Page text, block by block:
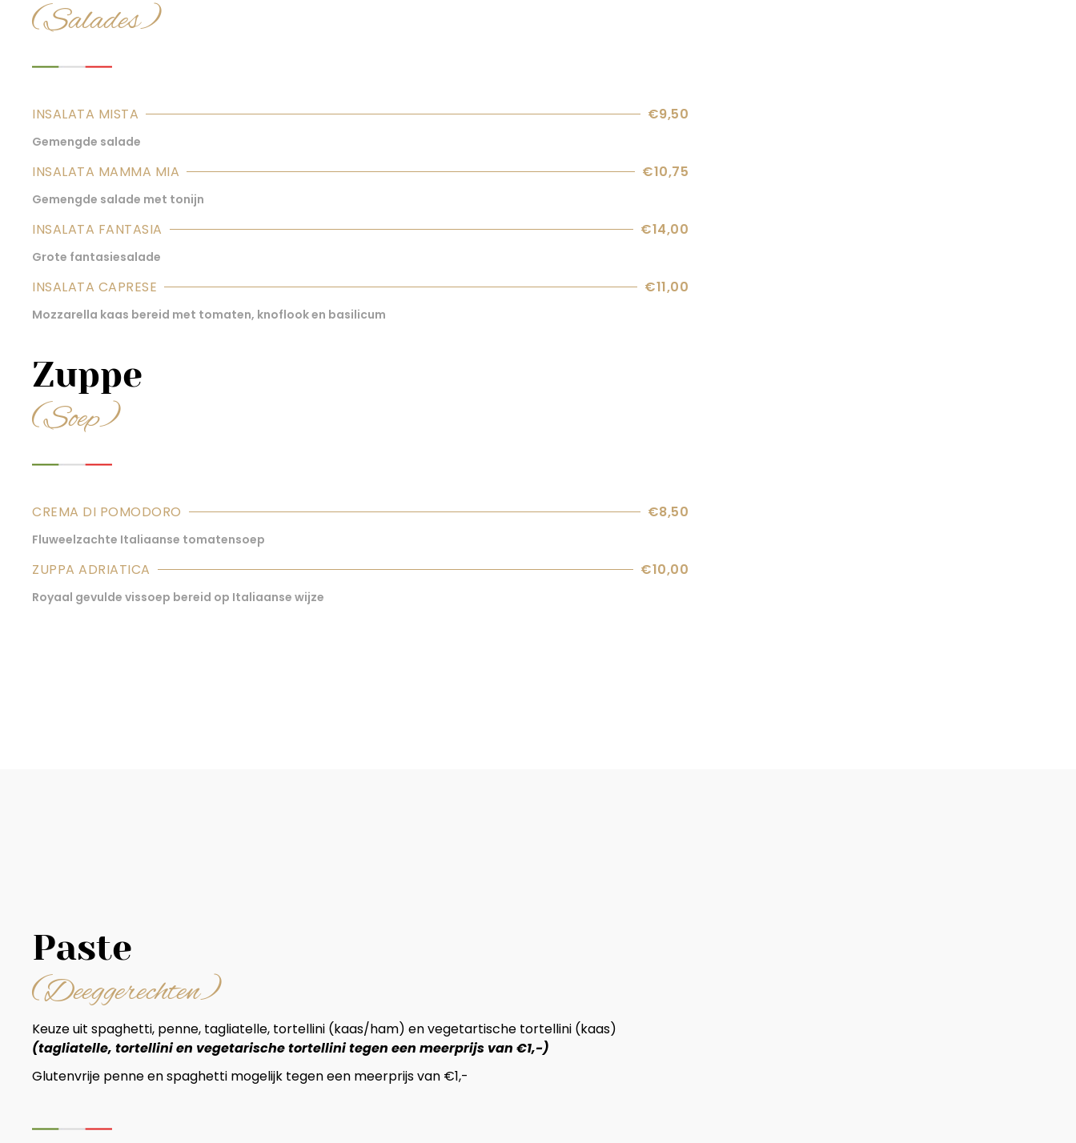
(Salades)
INSALATA MISTA €9,50
Gemengde salade
INSALATA MAMMA MIA €10,75
Gemengde salade met tonijn
INSALATA FANTASIA €14,00
Grote fantasiesalade
INSALATA CAPRESE €11,00
Mozzarella kaas bereid met tomaten, knoflook en basilicum
Zuppe
(Soep)
CREMA DI POMODORO €8,50
Fluweelzachte Italiaanse tomatensoep
ZUPPA ADRIATICA €10,00
Royaal gevulde vissoep bereid op Italiaanse wijze
Paste
(Deeggerechten)
Keuze uit spaghetti, penne, tagliatelle, tortellini (kaas/ham) en vegetartische tortellini (kaas)
(tagliatelle, tortellini en vegetarische tortellini tegen een meerprijs van €1,-)
Glutenvrije penne en spaghetti mogelijk tegen een meerprijs van €1,-